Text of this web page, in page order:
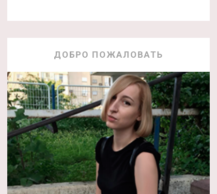
ДОБРО ПОЖАЛОВАТЬ